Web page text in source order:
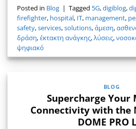
Posted in Blog | Tagged 5G,digiblog,
firefighter, hospital, IT, management,
safety,services,solutions,άμεση,
δράση,έκτακτη ανάγκης,λύσεις,
ψηφιακό
BLOG
Supercharge
Connectivity with the
DOME PRO